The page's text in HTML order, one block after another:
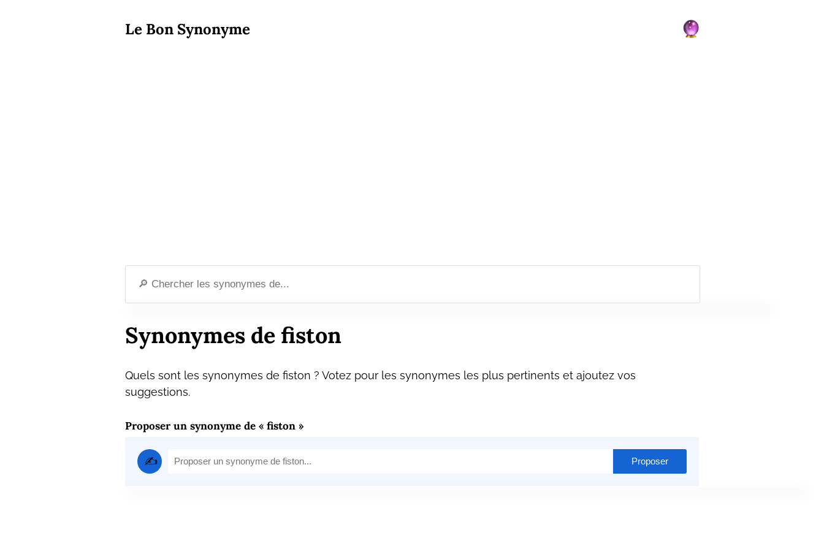
Le Bon Synonyme
Synonymes de fiston
Quels sont les synonymes de fiston ? Votez pour les synonymes les plus pertinents et ajoutez vos
suggestions.
Proposer un synonyme de « fiston »
✍️